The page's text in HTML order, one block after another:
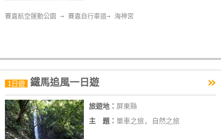
賽嘉航空運動公園 → 賽嘉自行車道→ 海神宮
1日遊 鐵馬追風一日遊 »
旅遊地： 屏東縣
主 題： 單車之旅, 自然之旅